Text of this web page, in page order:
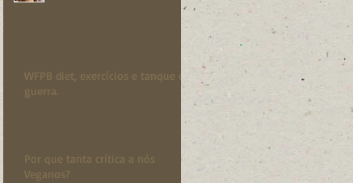
WFPB diet, exercícios e tanque de
guerra.
Por que tanta crítica a nós
Veganos?